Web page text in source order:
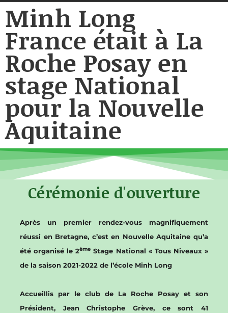
Minh Long
France était à La
Roche Posay en
stage National
pour la Nouvelle
Aquitaine
Cérémonie d'ouverture
Après un premier rendez-vous magnifiquement
réussi en Bretagne, c’est en Nouvelle Aquitaine qu’a
été organisé le 2ème Stage National « Tous Niveaux »
de la saison 2021-2022 de l’école Minh Long
Accueillis par le club de La Roche Posay et son
Président, Jean Christophe Grève, ce sont 41